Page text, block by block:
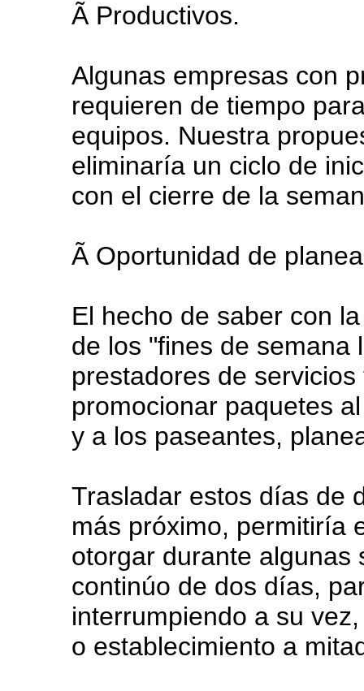
Ã Productivos.
Algunas empresas con
requieren de tiempo
equipos. Nuestra
eliminaría un ciclo de
con el cierre de la
Ã Oportunidad de
El hecho de saber con
de los "fines de semana
prestadores de
promocionar paquetes
y a los paseantes,
Trasladar estos días de
más próximo, permitiría
otorgar durante algunas
continúo de dos días,
interrumpiendo a su
o establecimiento a